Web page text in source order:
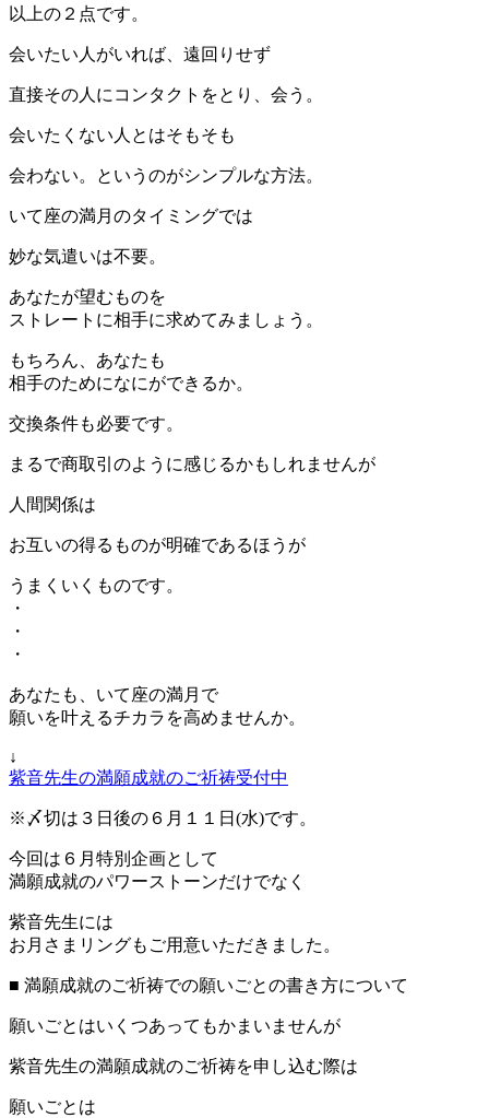
以上の２点です。
会いたい人がいれば、遠回りせず
直接その人にコンタクトをとり、会う。
会いたくない人とはそもそも
会わない。というのがシンプルな方法。
いて座の満月のタイミングでは
妙な気遣いは不要。
あなたが望むものを
ストレートに相手に求めてみましょう。
もちろん、あなたも
相手のためになにができるか。
交換条件も必要です。
まるで商取引のように感じるかもしれませんが
人間関係は
お互いの得るものが明確であるほうが
うまくいくものです。
・
・
・
あなたも、いて座の満月で
願いを叶えるチカラを高めませんか。
↓
紫音先生の満願成就のご祈祷受付中
※〆切は３日後の６月１１日(水)です。
今回は６月特別企画として
満願成就のパワーストーンだけでなく
紫音先生には
お月さまリングもご用意いただきました。
■ 満願成就のご祈祷での願いごとの書き方について
願いごとはいくつあってもかまいませんが
紫音先生の満願成就のご祈祷を申し込む際は
願いごとは